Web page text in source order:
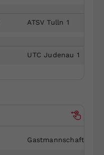
ATSV Tulln 1
UTC Judenau 1
Gastmannschaft